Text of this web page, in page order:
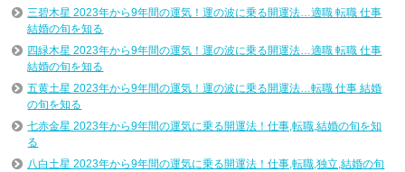
三碧木星 2023年から9年間の運気！運の波に乗る開運法…適職 転職 仕事
結婚の旬を知る
四緑木星 2023年から9年間の運気！運の波に乗る開運法…適職 転職 仕事
結婚の旬を知る
五黄土星 2023年から9年間の運気！運の波に乗る開運法…転職 仕事 結婚
の旬を知る
七赤金星 2023年から9年間の運気に乗る開運法！仕事,転職,結婚の旬を知
る
八白土星 2023年から9年間の運気に乗る開運法！仕事,転職,独立,結婚の旬